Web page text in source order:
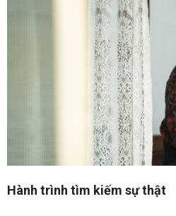
Hành trình tìm kiếm sự thật